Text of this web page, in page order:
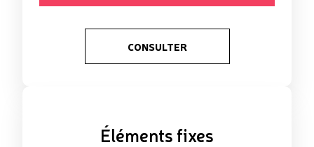
CONSULTER
Éléments fixes